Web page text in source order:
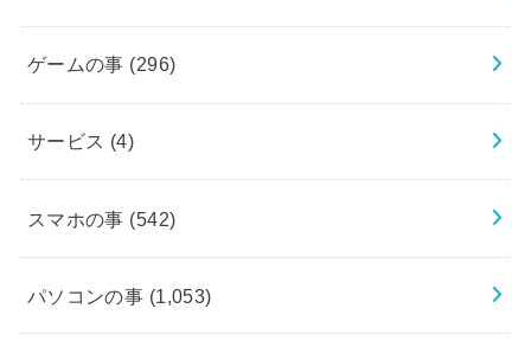
ゲームの事 (296)
サービス (4)
スマホの事 (542)
パソコンの事 (1,053)